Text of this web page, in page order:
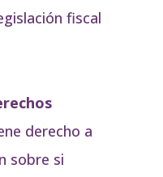
fiscal
derecho a
sobre si